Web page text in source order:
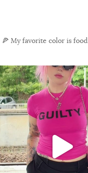
🍕 My favorite color is food